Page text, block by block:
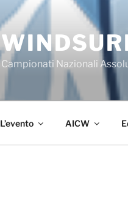
Campionati Nazionali
L’evento AICW